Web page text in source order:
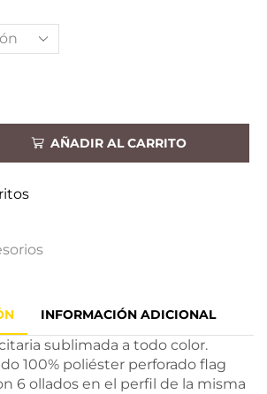
AÑADIR AL CARRITO
INFORMACIÓN ADICIONAL
sublimada a todo color.
100% poliéster perforado flag
6 ollados en el perfil de la misma